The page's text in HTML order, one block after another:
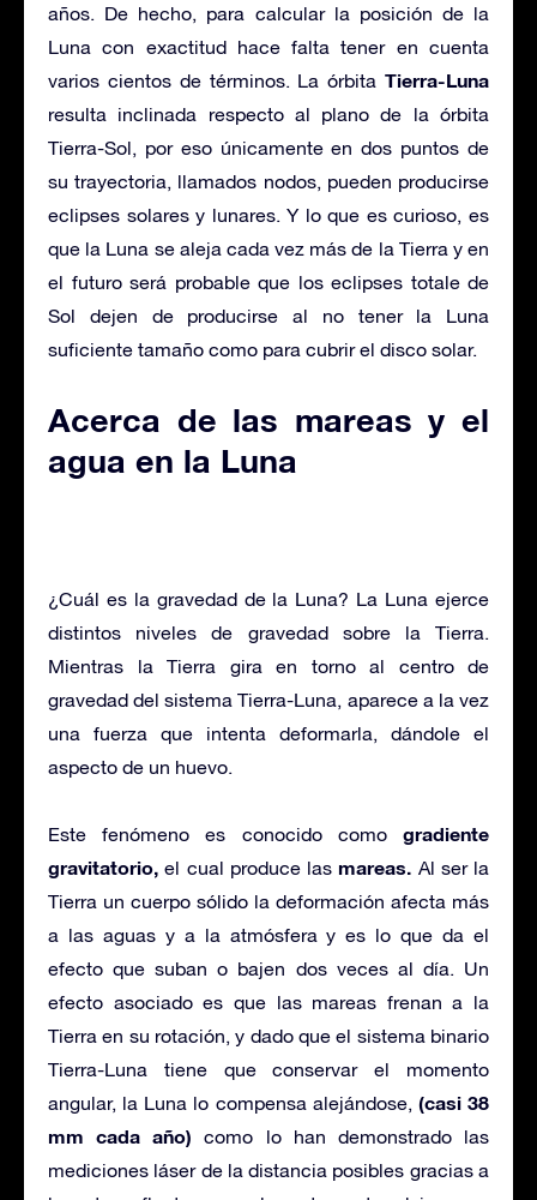
años. De hecho, para calcular la posición de la
Luna con exactitud hace falta tener en cuenta
varios cientos de términos. La órbita Tierra-Luna
resulta inclinada respecto al plano de la órbita
Tierra-Sol, por eso únicamente en dos puntos de
su trayectoria, llamados nodos, pueden producirse
eclipses solares y lunares. Y lo que es curioso, es
que la Luna se aleja cada vez más de la Tierra y en
el futuro será probable que los eclipses totale de
Sol dejen de producirse al no tener la Luna
suficiente tamaño como para cubrir el disco solar.
Acerca de las mareas y el
agua en la Luna
¿Cuál es la gravedad de la Luna? La Luna ejerce
distintos niveles de gravedad sobre la Tierra.
Mientras la Tierra gira en torno al centro de
gravedad del sistema Tierra-Luna, aparece a la vez
una fuerza que intenta deformarla, dándole el
aspecto de un huevo.
Este fenómeno es conocido como gradiente
gravitatorio, el cual produce las mareas. Al ser la
Tierra un cuerpo sólido la deformación afecta más
a las aguas y a la atmósfera y es lo que da el
efecto que suban o bajen dos veces al día. Un
efecto asociado es que las mareas frenan a la
Tierra en su rotación, y dado que el sistema binario
Tierra-Luna tiene que conservar el momento
angular, la Luna lo compensa alejándose, (casi 38
mm cada año) como lo han demonstrado las
mediciones láser de la distancia posibles gracias a